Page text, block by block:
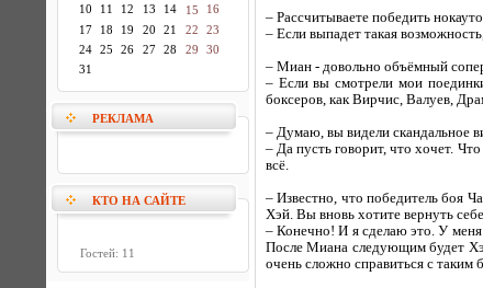
10
11 12 13 14 15
16
17
18 19 20 21 22
23
24
25 26 27 28 29
30
31
РЕКЛАМА
КТО НА САЙТЕ
Гостей: 11
– Рассчитываете победить
– Если выпадет такая
– Миан - довольно объёмный
– Если вы смотрели мои
боксеров, как Вирчис, Валуев,
– Думаю, вы видели скандальное
– Да пусть говорит, что хочет.
всё.
– Известно, что победитель боя
Хэй. Вы вновь хотите вернуть
– Конечно! И я сделаю это. У меня
После Миана следующим будет
очень сложно справиться с таким